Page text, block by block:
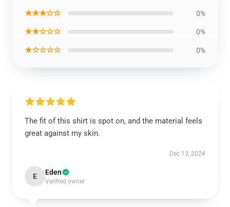
★★★☆☆ 0%
★★☆☆☆ 0%
★☆☆☆☆ 0%
The fit of this shirt is spot on, and the material feels
great against my skin.
Dec 13, 2024
E Eden
Verified owner